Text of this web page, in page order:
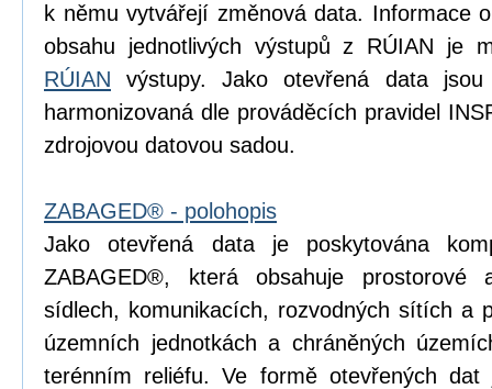
k němu vytvářejí změnová data. Informace
obsahu jednotlivých výstupů z RÚIAN je
RÚIAN výstupy. Jako otevřená data
harmonizovaná dle prováděcích pravidel
zdrojovou datovou sadou.
ZABAGED® - polohopis
Jako otevřená data je poskytována
ZABAGED®, která obsahuje
sídlech, komunikacích, rozvodných sítích a
územních jednotkách a chráněných
terénním reliéfu. Ve formě otevřených